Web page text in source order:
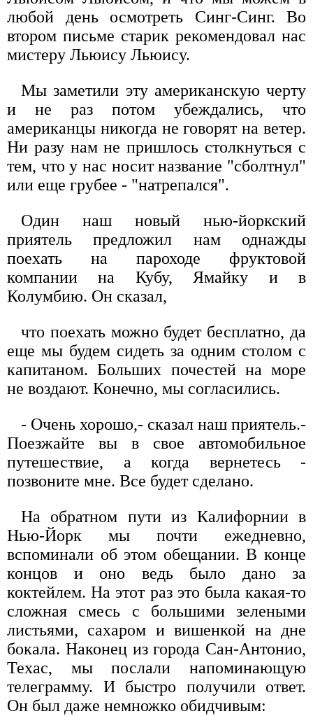
любой день осмотреть Синг-Синг. Во
втором письме старик рекомендовал нас
мистеру Льюису Льюису.
Мы заметили эту американскую черту
и не раз потом убеждались, что
американцы никогда не говорят на ветер.
Ни разу нам не пришлось столкнуться с
тем, что у нас носит название "сболтнул"
или еще грубее - "натрепался".
Один наш новый нью-йоркский
приятель предложил нам однажды
поехать на пароходе фруктовой
компании на Кубу, Ямайку и в
Колумбию. Он сказал,
что поехать можно будет бесплатно, да
еще мы будем сидеть за одним столом с
капитаном. Больших почестей на море
не воздают. Конечно, мы согласились.
- Очень хорошо,- сказал наш приятель.-
Поезжайте вы в свое автомобильное
путешествие, а когда вернетесь -
позвоните мне. Все будет сделано.
На обратном пути из Калифорнии в
Нью-Йорк мы почти ежедневно,
вспоминали об этом обещании. В конце
концов и оно ведь было дано за
коктейлем. На этот раз это была какая-то
сложная смесь с большими зелеными
листьями, сахаром и вишенкой на дне
бокала. Наконец из города Сан-Антонио,
Техас, мы послали напоминающую
телеграмму. И быстро получили ответ.
Он был даже немножко обидчивым: